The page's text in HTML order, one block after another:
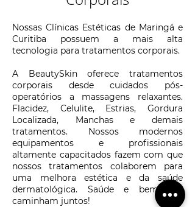
Nossas Clínicas Estéticas de Maringá e
Curitiba possuem a mais alta
tecnologia para tratamentos corporais.
A BeautySkin oferece tratamentos
corporais desde cuidados pós-
operatórios a massagens relaxantes.
Flacidez, Celulite, Estrias, Gordura
Localizada, Manchas e demais
tratamentos. Nossos modernos
equipamentos e profissionais
altamente capacitados fazem com que
nossos tratamentos colaborem para
uma melhora estética e da saúde
dermatológica. Saúde e bem-estar
caminham juntos!